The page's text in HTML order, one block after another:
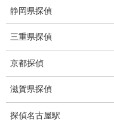
痴漢防止対策調査
下着窃盗犯防止対策調査
静岡県探偵
三重県探偵
京都探偵
滋賀県探偵
探偵名古屋駅